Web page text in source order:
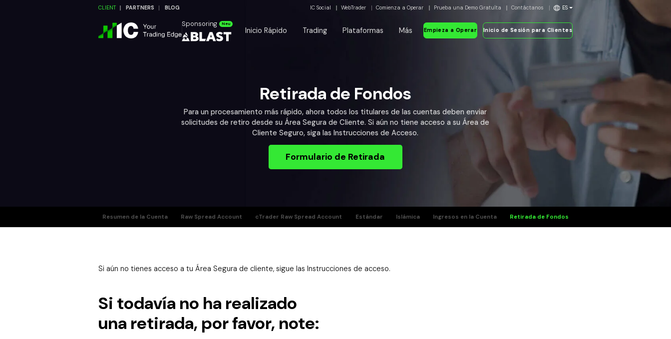
CLIENT PARTNERS BLOG IC Social WebTrader Comienza a Operar Prueba una Demo Gratuíta Contáctanos ES
Sponsoring Neu
Inicio Rápido Trading Plataformas Más Empieza a Operar Inicio de Sesión para Clientes
Retirada de Fondos
Para un procesamiento más rápido, ahora todos los titulares de las cuentas deben enviar
solicitudes de retiro desde su Área Segura de Cliente. Si aún no tiene acceso a su Área de
Cliente Seguro, siga las Instrucciones de Acceso.
Formulario de Retirada
Resumen de la Cuenta Raw Spread Account cTrader Raw Spread Account Estándar Islámica Ingresos en la Cuenta Retirada de Fondos
Si aún no tienes acceso a tu Área Segura de cliente, sigue las Instrucciones de acceso.
Si todavía no ha realizado
una retirada, por favor, note: